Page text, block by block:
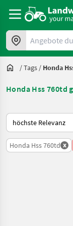
Angebote
/Tags / Honda
Honda Hss 760td
So wird auf
Honda Hss 760td x